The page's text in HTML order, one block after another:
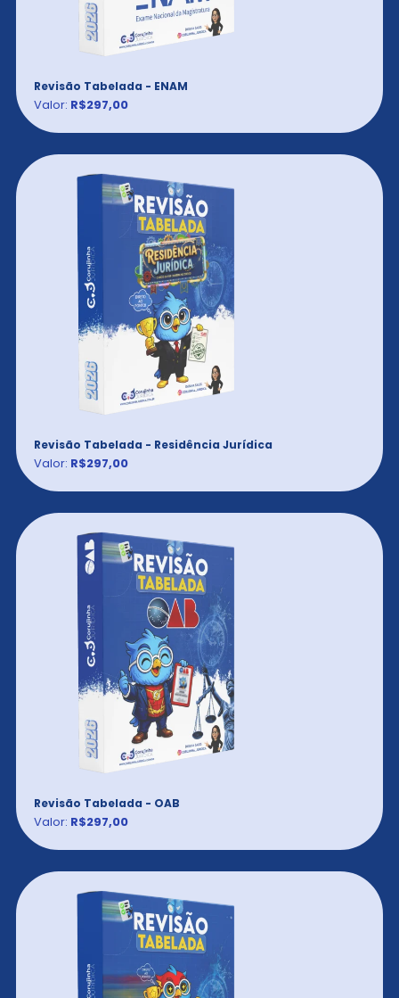
Revisão Tabelada - ENAM
Valor: R$297,00
Revisão Tabelada - Residência Jurídica
Valor: R$297,00
Revisão Tabelada - OAB
Valor: R$297,00